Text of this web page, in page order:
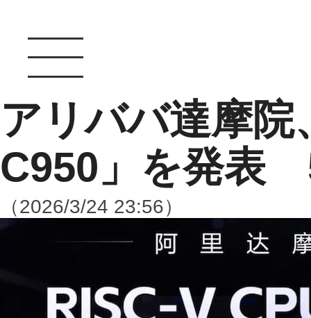
アリババ達摩院
C950」を発表
（2026/3/24 23:56）